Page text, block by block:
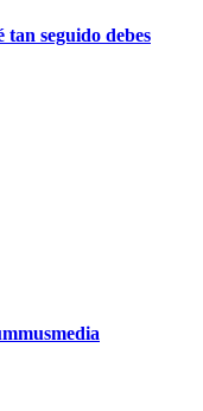
tan seguido debes